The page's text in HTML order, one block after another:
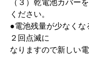
（３）乾電池カバー
ください。
●電池残量が少なく
２回点滅に
なりますので新しい